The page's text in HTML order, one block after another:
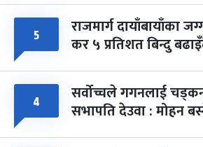
५ राजमार्ग दायाँबायाँका
कर ५ प्रतिशत बिन्दु
४ सर्वोच्चले गगनलाई
सभापति देउवा : मोहन